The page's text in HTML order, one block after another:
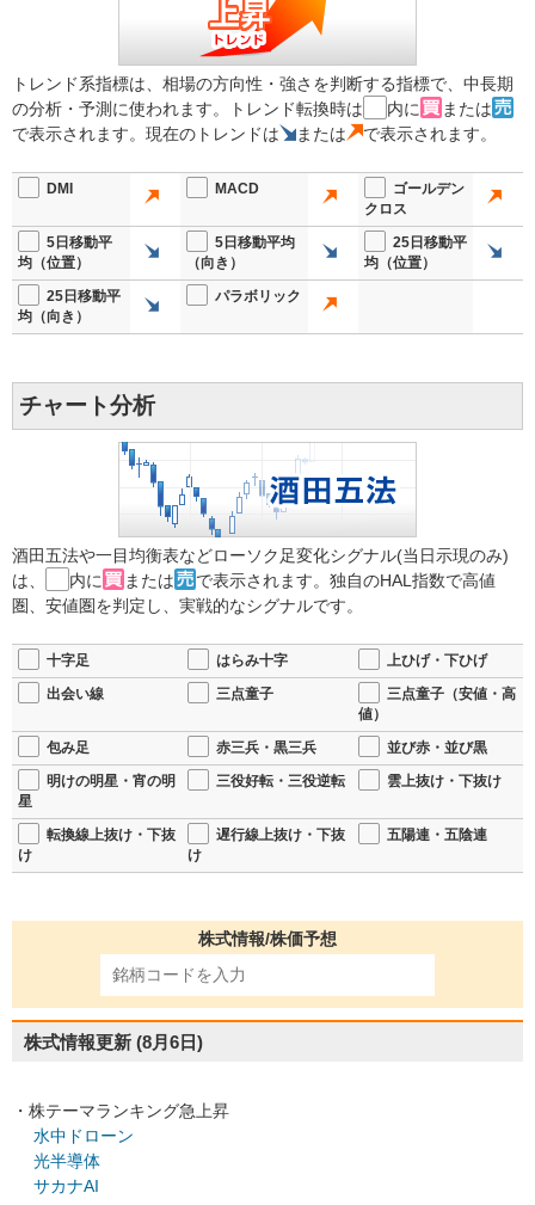
トレンド系指標は、相場の方向性・強さを判断する指標で、中長期
の分析・予測に使われます。トレンド転換時は
内に
または
で表示されます。現在のトレンドは
または で表示されます。
DMI MACD
ゴールデン
クロス
5日移動平
均（位置）
5日移動平均
（向き）
25日移動平
均（位置）
25日移動平
均（向き）
パラボリック
チャート分析
酒田五法や一目均衡表などローソク足変化シグナル(当日示現のみ)
は、
内に または
で表示されます。独自のHAL指数で高値
圏、安値圏を判定し、実戦的なシグナルです。
十字足 はらみ十字
上ひげ・下ひげ
出会い線
三点童子
三点童子（安値・高
値）
包み足
赤三兵・黒三兵
並び赤・並び黒
明けの明星・宵の明
星
三役好転・三役逆転 雲上抜け・下抜け
転換線上抜け・下抜
け
遅行線上抜け・下抜
け
五陽連・五陰連
株式情報/株価予想
株式情報更新 (8月6日)
・株テーマランキング急上昇
水中ドローン
光半導体
サカナAI